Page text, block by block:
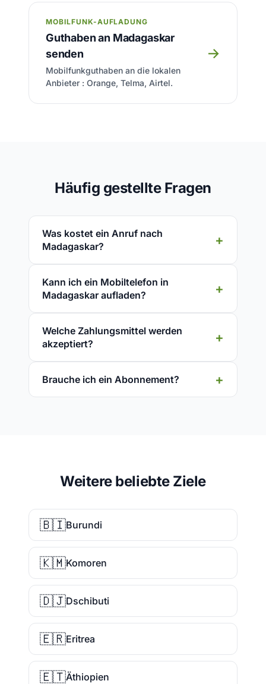
MOBILFUNK-AUFLADUNG
Guthaben an Madagaskar
senden
Mobilfunkguthaben an die lokalen
Anbieter : Orange, Telma, Airtel.
→
Häufig gestellte Fragen
Was kostet ein Anruf nach
Madagaskar?
Kann ich ein Mobiltelefon in
Madagaskar aufladen?
Welche Zahlungsmittel werden
akzeptiert?
Brauche ich ein Abonnement?
Weitere beliebte Ziele
🇧🇮Burundi
🇰🇲Komoren
🇩🇯Dschibuti
🇪🇷Eritrea
🇪🇹Äthiopien